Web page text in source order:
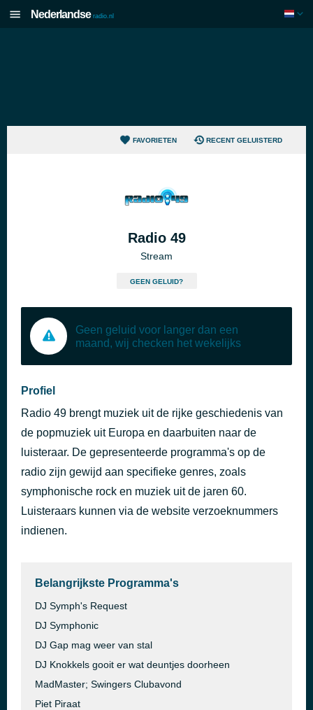
Nederlandse radio.nl
FAVORIETEN RECENT GELUISTERD
Radio 49
Stream
GEEN GELUID?
Geen geluid voor langer dan een
maand, wij checken het wekelijks
Profiel
Radio 49 brengt muziek uit de rijke geschiedenis van
de popmuziek uit Europa en daarbuiten naar de
luisteraar. De gepresenteerde programma's op de
radio zijn gewijd aan specifieke genres, zoals
symphonische rock en muziek uit de jaren 60.
Luisteraars kunnen via de website verzoeknummers
indienen.
Belangrijkste Programma's
DJ Symph's Request
DJ Symphonic
DJ Gap mag weer van stal
DJ Knokkels gooit er wat deuntjes doorheen
MadMaster; Swingers Clubavond
Piet Piraat